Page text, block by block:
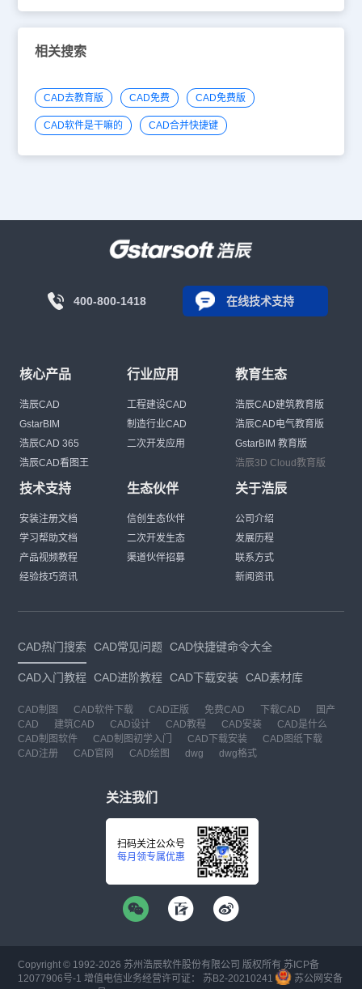
相关搜索
CAD去教育版 CAD免费 CAD免费版
CAD软件是干嘛的 CAD合并快捷键
400-800-1418 在线技术支持
核心产品
浩辰CAD
GstarBIM
浩辰CAD 365
浩辰CAD看图王
行业应用
工程建设CAD
制造行业CAD
二次开发应用
教育生态
浩辰CAD建筑教育版
浩辰CAD电气教育版
GstarBIM 教育版
浩辰3D Cloud教育版
技术支持
安装注册文档
学习帮助文档
产品视频教程
经验技巧资讯
生态伙伴
信创生态伙伴
二次开发生态
渠道伙伴招募
关于浩辰
公司介绍
发展历程
联系方式
新闻资讯
CAD热门搜索 CAD常见问题 CAD快捷键命令大全
CAD入门教程 CAD进阶教程 CAD下载安装 CAD素材库
CAD制图 CAD软件下载 CAD正版 免费CAD 下载CAD
国产
CAD
建筑CAD CAD设计 CAD教程 CAD安装
CAD是什么
CAD制图软件
CAD制图初学入门 CAD下载安装
CAD图纸下载
CAD注册
CAD官网 CAD绘图 dwg dwg格式
关注我们
扫码关注公众号
每月领专属优惠
Copyright © 1992-2026 苏州浩辰软件股份有限公司 版权所有 苏ICP备
12077906号-1 增值电信业务经营许可证： 苏B2-20210241
苏公网安备